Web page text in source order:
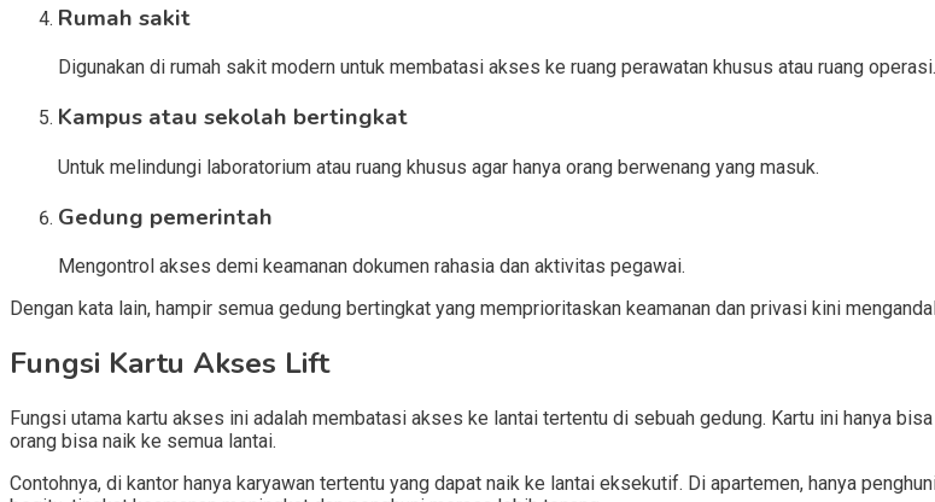
Rumah sakit
Digunakan di rumah sakit modern untuk membatasi akses ke ruang perawatan khusus atau ruang operasi.
Kampus atau sekolah bertingkat
Untuk melindungi laboratorium atau ruang khusus agar hanya orang berwenang yang masuk.
Gedung pemerintah
Mengontrol akses demi keamanan dokumen rahasia dan aktivitas pegawai.
Dengan kata lain, hampir semua gedung bertingkat yang memprioritaskan keamanan dan privasi kini
Fungsi Kartu Akses Lift
Fungsi utama kartu akses ini adalah membatasi akses ke lantai tertentu di sebuah gedung. Kartu ini hanya
orang bisa naik ke semua lantai.
Contohnya, di kantor hanya karyawan tertentu yang dapat naik ke lantai eksekutif. Di apartemen, hanya